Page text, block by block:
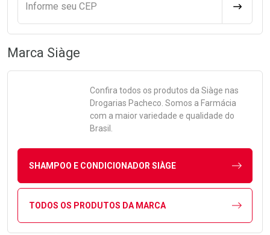
Informe seu CEP
Marca Siàge
Confira todos os produtos da Siàge nas
Drogarias Pacheco. Somos a Farmácia
com a maior variedade e qualidade do
Brasil.
SHAMPOO E CONDICIONADOR SIÀGE
TODOS OS PRODUTOS DA MARCA